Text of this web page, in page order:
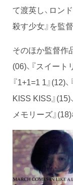
て渡英し、ロン
殺す少女』を監督
そのほか監督作
(06)、『スイート
『1+1=1 1』(12)
KISS KISS』(15)
メモリーズ』